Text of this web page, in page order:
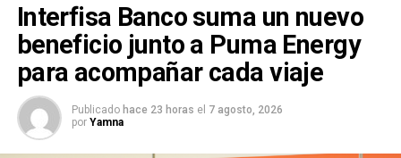
Interfisa Banco suma un nuevo
beneficio junto a Puma Energy
para acompañar cada viaje
Publicado hace 23 horas el 7 agosto, 2026
por Yamna